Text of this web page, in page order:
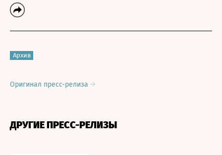
Архив
Оригинал пресс-релиза
ДРУГИЕ ПРЕСС-РЕЛИЗЫ